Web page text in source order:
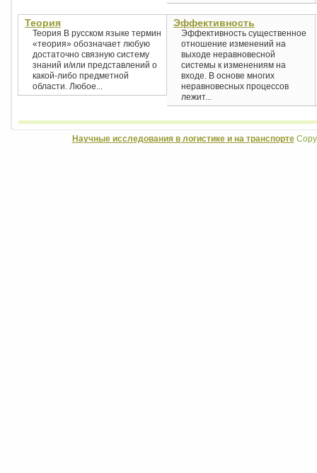
Теория
Теория В русском языке термин
«теория» обозначает любую
достаточно связную систему
знаний и/или представлений о
какой-либо предметной
области. Любое...
Эффективность
Эффективность существенное
отношение изменений на
выходе неравновесной
системы к изменениям на
входе. В основе многих
неравновесных процессов
лежит...
Научные исследования в логистике и на транспорте